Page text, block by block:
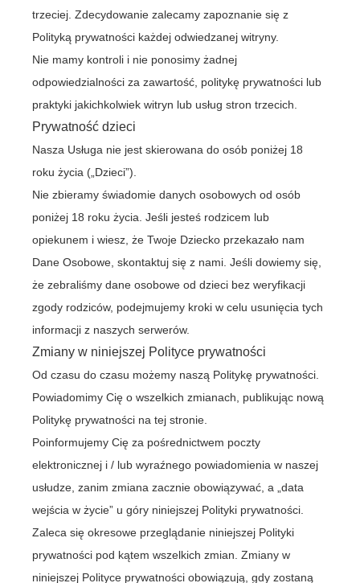
trzeciej. Zdecydowanie zalecamy zapoznanie się z
Polityką prywatności każdej odwiedzanej witryny.
Nie mamy kontroli i nie ponosimy żadnej
odpowiedzialności za zawartość, politykę prywatności lub
praktyki jakichkolwiek witryn lub usług stron trzecich.
Prywatność dzieci
Nasza Usługa nie jest skierowana do osób poniżej 18
roku życia („Dzieci”).
Nie zbieramy świadomie danych osobowych od osób
poniżej 18 roku życia. Jeśli jesteś rodzicem lub
opiekunem i wiesz, że Twoje Dziecko przekazało nam
Dane Osobowe, skontaktuj się z nami. Jeśli dowiemy się,
że zebraliśmy dane osobowe od dzieci bez weryfikacji
zgody rodziców, podejmujemy kroki w celu usunięcia tych
informacji z naszych serwerów.
Zmiany w niniejszej Polityce prywatności
Od czasu do czasu możemy naszą Politykę prywatności.
Powiadomimy Cię o wszelkich zmianach, publikując nową
Politykę prywatności na tej stronie.
Poinformujemy Cię za pośrednictwem poczty
elektronicznej i / lub wyraźnego powiadomienia w naszej
usłudze, zanim zmiana zacznie obowiązywać, a „data
wejścia w życie” u góry niniejszej Polityki prywatności.
Zaleca się okresowe przeglądanie niniejszej Polityki
prywatności pod kątem wszelkich zmian. Zmiany w
niniejszej Polityce prywatności obowiązują, gdy zostaną